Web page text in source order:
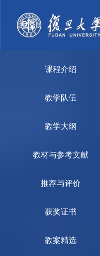
课程介绍
教学队伍
教学大纲
教材与参考文献
推荐与评价
获奖证书
教案精选